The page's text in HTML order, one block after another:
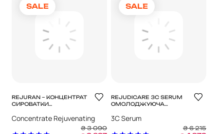
SALE
REJURAN – КОНЦЕНТРАТ
СИРОВАТКИ
REJUVENATING VITAL
ENERGY BOOSTER
Concentrate Rejuvenating
₴ 3 090
SALE
REJUDICARE 3C SERUM
ОМОЛОДЖУЮЧА
С
3C Serum
₴ 6 215